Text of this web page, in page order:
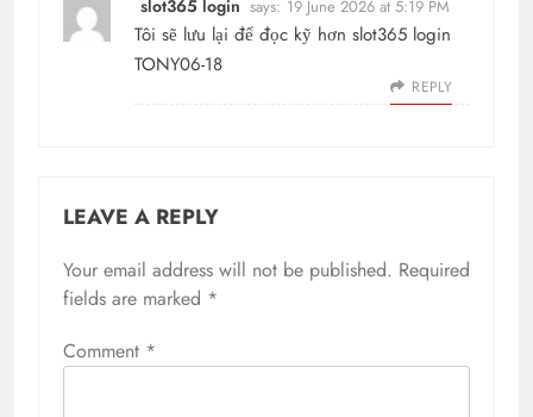
slot365 login says: 19 June 2026 at 5:19 PM
Tôi sẽ lưu lại để đọc kỹ hơn slot365 login
TONY06-18
REPLY
LEAVE A REPLY
Your email address will not be published. Required
fields are marked *
Comment *